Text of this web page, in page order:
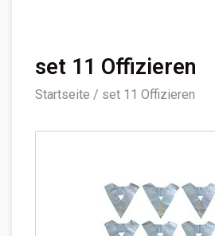
set 11 Offizieren
Startseite / set 11 Offizieren